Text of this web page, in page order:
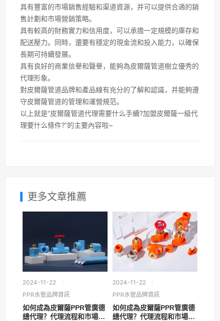
具有豐富的市場銷售經驗和渠道資源，并可以提供合適的銷
售計劃和市場營銷策略。
具有較高的財務實力和信用度，可以承擔一定規模的庫存和
配送壓力。同時，還要有穩定的現金流和投入能力，以確保
長期可持續發展。
具有良好的商業信譽和聲譽，能夠為皮爾薩管道樹立優秀的
代理形象。
對皮爾薩管道品牌和產品線有充分的了解和認識，并能夠遵
守皮爾薩管道的管理和運營規范。
以上就是“皮爾薩管道代理需要什么手續?加盟皮爾薩一級代
理要什么條件?”的主要內容啦~
更多文章推薦
2024-11-22
PPR水管品牌資訊
如何成為皮爾薩PPR管廣德
總代理？代理流程和市場成
2024-11-22
PPR水管品牌資訊
如何成為皮爾薩PPR管廣德
總代理？代理流程和市場成